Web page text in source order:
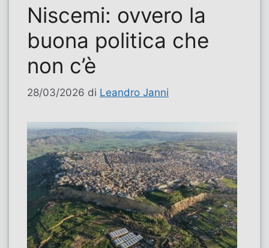
Niscemi: ovvero la
buona politica che
non c’è
28/03/2026 di Leandro Janni